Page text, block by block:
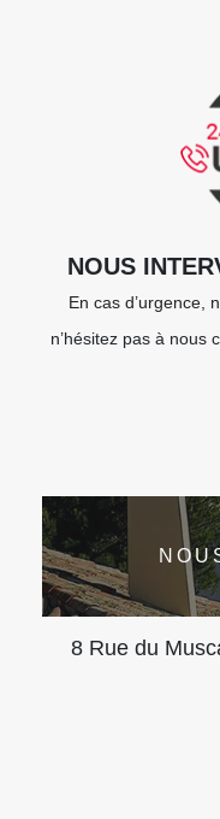
NOUS
En cas d’urgence,
n’hésitez pas à nous
8 Rue du